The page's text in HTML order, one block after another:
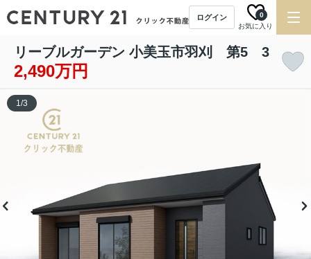
ログイン
お気に入り
0
リーブルガーデン 小美玉市羽刈 第5 3
2,490万円
1/3